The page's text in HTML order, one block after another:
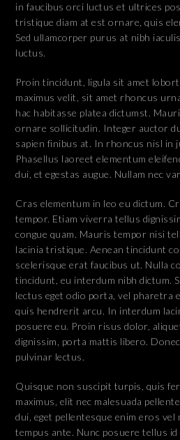
in faucibus orci luctus et ultrices
tristique diam at est ornare, quis
Sed ullamcorper purus at nibh
luctus.
Proin tincidunt, ligula sit amet
maximus velit, sit amet rhoncus
hac habitasse platea dictumst.
ornare sollicitudin. Integer auctor
sapien finibus at. In rhoncus nisl in
Phasellus laoreet elementum
dui, et egestas augue. Nullam nec
Cras elementum in leo eu dictum.
tempor. Etiam viverra tellus
congue quam. Mauris tempor nisi
lacinia tristique. Aenean tincidunt
scelerisque erat faucibus ut. Nulla
tincidunt, eu interdum nibh dictum.
lectus eget odio porta, vel pharetra
quis hendrerit arcu. In interdum
posuere eu. Proin risus dolor,
dignissim, porta mattis libero.
pulvinar lectus.
Quisque non suscipit turpis, quis
maximus, elit nec malesuada
dui, eget pellentesque enim eros vel
tempus ante. Nunc posuere tellus